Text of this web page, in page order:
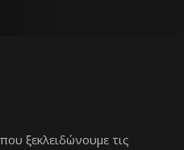
ξεκλειδώνουμε τις